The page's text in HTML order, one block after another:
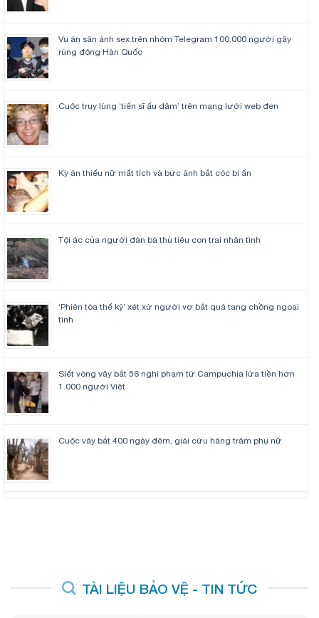
Vụ án săn ảnh sex trên nhóm Telegram 100.000 người gây
rúng động Hàn Quốc
Cuộc truy lùng ‘tiến sĩ ấu dâm’ trên mạng lưới web đen
Kỳ án thiếu nữ mất tích và bức ảnh bắt cóc bí ẩn
Tội ác của người đàn bà thủ tiêu con trai nhân tình
‘Phiên tòa thế kỷ’ xét xử người vợ bắt quả tang chồng ngoại
tình
Siết vòng vây bắt 56 nghi phạm từ Campuchia lừa tiền hơn
1.000 người Việt
Cuộc vây bắt 400 ngày đêm, giải cứu hàng trăm phụ nữ
TÀI LIỆU BẢO VỆ - TIN TỨC